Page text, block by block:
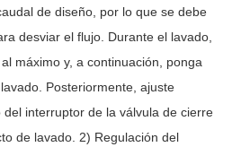
de diseño, por lo que se debe
desviar el flujo. Durante el lavado,
máximo y, a continuación, ponga
Posteriormente, ajuste
interruptor de la válvula de cierre
de lavado. 2) Regulación del